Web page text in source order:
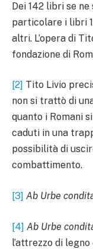
Dei 142 libri se
particolare i libri
altri. L’opera di
fondazione di
[2] Tito Livio
non si trattò di
quanto i Romani
caduti in una
possibilità di
combattimento.
[3] Ab Urbe
[4] Ab Urbe
l’attrezzo di